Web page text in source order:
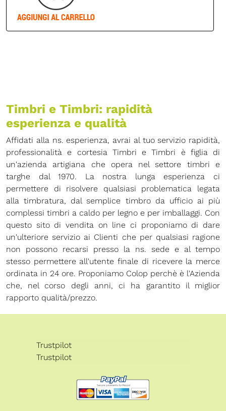
Timbri e Timbri: rapidità
esperienza e qualità
Affidati alla ns. esperienza, avrai al tuo servizio rapidità,
professionalità e cortesia Timbri e Timbri è figlia di
un'azienda artigiana che opera nel settore timbri e
targhe dal 1970. La nostra lunga esperienza ci
permettere di risolvere qualsiasi problematica legata
alla timbratura, dal semplice timbro da ufficio ai più
complessi timbri a caldo per legno e per imballaggi. Con
questo sito di vendita on line ci proponiamo di dare
un'ulteriore servizio ai Clienti che per qualsiasi ragione
non possono recarsi presso la ns. sede e al tempo
stesso permettere all'utente finale di ricevere la merce
ordinata in 24 ore. Proponiamo Colop perchè è l'Azienda
che, nel corso degli anni, ci ha garantito il miglior
rapporto qualità/prezzo.
Trustpilot
Trustpilot